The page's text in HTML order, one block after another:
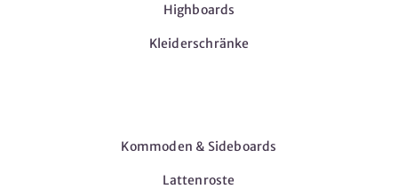
Highboards
Kleiderschränke
Kommoden & Sideboards
Lattenroste